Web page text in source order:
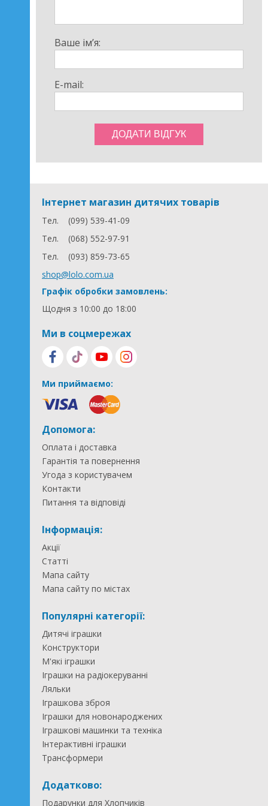
Ваше ім’я:
E-mail:
Інтернет магазин дитячих товарів
Тел.
(099) 539-41-09
Тел.
(068) 552-97-91
Тел.
(093) 859-73-65
shop@lolo.com.ua
Графік обробки замовлень:
Щодня з 10:00 до 18:00
Ми в соцмережах
Ми приймаємо:
Допомога:
Оплата і доставка
Гарантія та повернення
Угода з користувачем
Контакти
Питання та відповіді
Інформація:
Акції
Статті
Мапа сайту
Мапа сайту по містах
Популярні категорії:
Дитячі іграшки
Конструктори
М'які іграшки
Іграшки на радіокеруванні
Ляльки
Іграшкова зброя
Іграшки для новонароджених
Іграшкові машинки та техніка
Інтерактивні іграшки
Трансформери
Додатково:
Подарунки для Хлопчиків